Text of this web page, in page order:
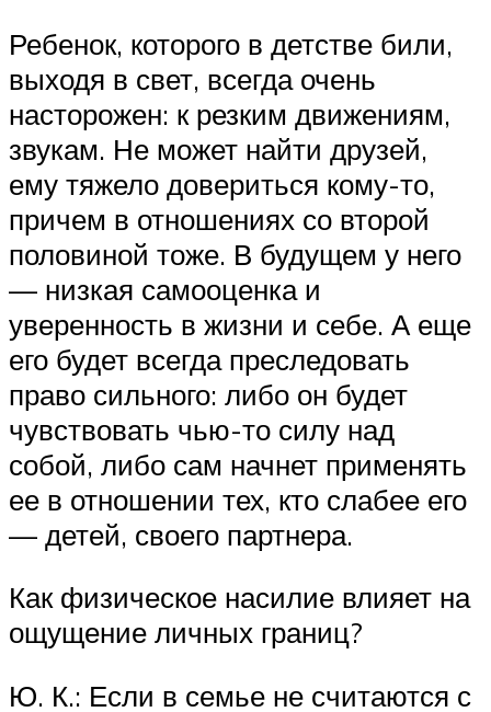
Ребенок, которого в детстве били,
выходя в свет, всегда очень
насторожен: к резким движениям,
звукам. Не может найти друзей,
ему тяжело довериться кому-то,
причем в отношениях со второй
половиной тоже. В будущем у него
— низкая самооценка и
уверенность в жизни и себе. А еще
его будет всегда преследовать
право сильного: либо он будет
чувствовать чью-то силу над
собой, либо сам начнет применять
ее в отношении тех, кто слабее его
— детей, своего партнера.
Как физическое насилие влияет на
ощущение личных границ?
Ю. К.: Если в семье не считаются с